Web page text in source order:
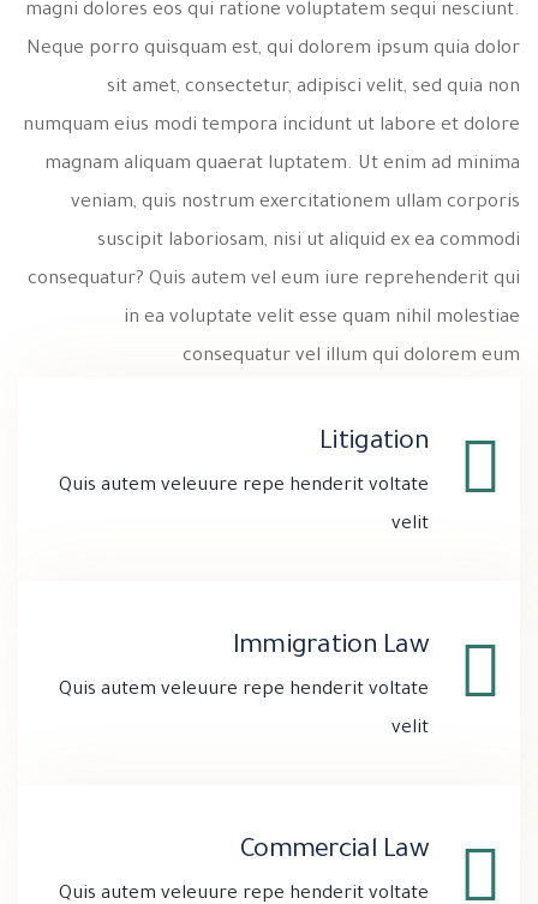
magni dolores eos qui ratione voluptatem sequi nesciunt.
Neque porro quisquam est, qui dolorem ipsum quia dolor
sit amet, consectetur, adipisci velit, sed quia non
numquam eius modi tempora incidunt ut labore et dolore
magnam aliquam quaerat luptatem. Ut enim ad minima
veniam, quis nostrum exercitationem ullam corporis
suscipit laboriosam, nisi ut aliquid ex ea commodi
consequatur? Quis autem vel eum iure reprehenderit qui
in ea voluptate velit esse quam nihil molestiae
consequatur vel illum qui dolorem eum
Litigation
Quis autem veleuure repe henderit voltate
velit
Immigration Law
Quis autem veleuure repe henderit voltate
velit
Commercial Law
Quis autem veleuure repe henderit voltate